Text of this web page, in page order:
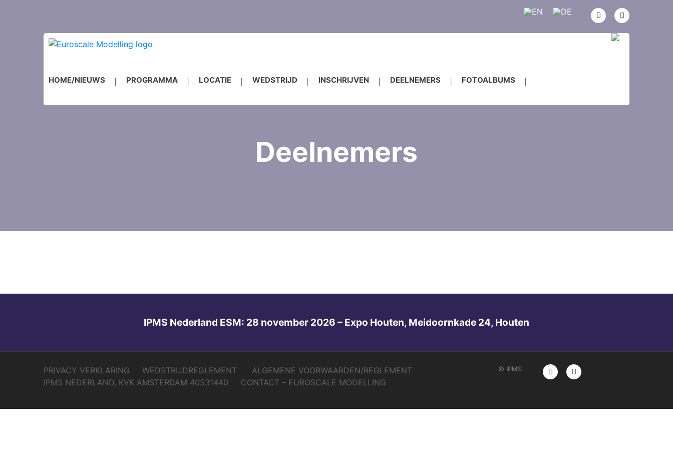
HOME/NIEUWS PROGRAMMA LOCATIE WEDSTRIJD INSCHRIJVEN DEELNEMERS FOTOALBUMS
Deelnemers
IPMS Nederland ESM: 28 november 2026 – Expo Houten, Meidoornkade 24, Houten
PRIVACY VERKLARING WEDSTRIJDREGLEMENT
ALGEMENE VOORWAARDEN/REGLEMENT
IPMS NEDERLAND, KVK AMSTERDAM 40531440
CONTACT – EUROSCALE MODELLING
© IPMS